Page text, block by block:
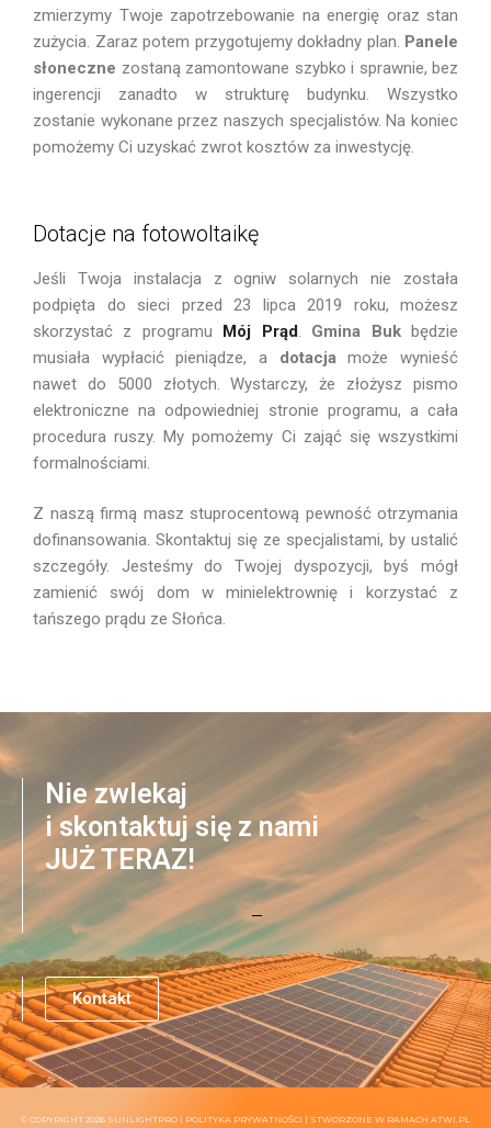
zmierzymy Twoje zapotrzebowanie na energię oraz stan
zużycia. Zaraz potem przygotujemy dokładny plan. Panele
słoneczne zostaną zamontowane szybko i sprawnie, bez
ingerencji zanadto w strukturę budynku. Wszystko
zostanie wykonane przez naszych specjalistów. Na koniec
pomożemy Ci uzyskać zwrot kosztów za inwestycję.
Dotacje na fotowoltaikę
Jeśli Twoja instalacja z ogniw solarnych nie została
podpięta do sieci przed 23 lipca 2019 roku, możesz
skorzystać z programu Mój Prąd. Gmina Bukbędzie
musiała wypłacić pieniądze, a dotacja może wynieść
nawet do 5000 złotych. Wystarczy, że złożysz pismo
elektroniczne na odpowiedniej stronie programu, a cała
procedura ruszy. My pomożemy Ci zająć się wszystkimi
formalnościami.
Z naszą firmą masz stuprocentową pewność otrzymania
dofinansowania. Skontaktuj się ze specjalistami, by ustalić
szczegóły. Jesteśmy do Twojej dyspozycji, byś mógł
zamienić swój dom w minielektrownię i korzystać z
tańszego prądu ze Słońca.
Nie zwlekaj
i skontaktuj się z nami
JUŻ TERAZ!
Kontakt
© COPYRIGHT 2026 SUNLIGHTPRO | POLITYKA PRYWATNOŚCI | STWORZONE W RAMACH ATWI.PL